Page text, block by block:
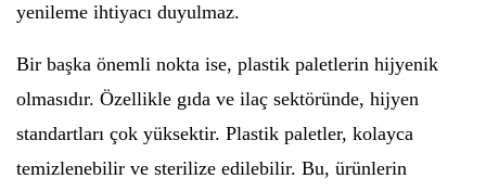
yenileme ihtiyacı duyulmaz.
Bir başka önemli nokta ise, plastik paletlerin hijyenik
olmasıdır. Özellikle gıda ve ilaç sektöründe, hijyen
standartları çok yüksektir. Plastik paletler, kolayca
temizlenebilir ve sterilize edilebilir. Bu, ürünlerin